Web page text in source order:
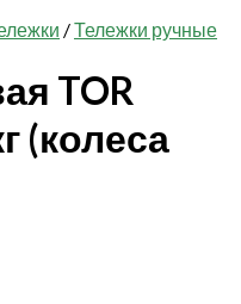
/Тележки ручные
TOR
(колеса